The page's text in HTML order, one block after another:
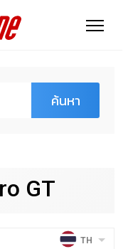
ค้นหา
GT
TH